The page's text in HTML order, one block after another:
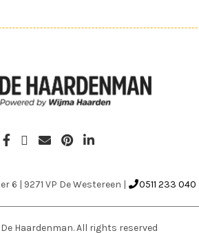
6 | 9271 VP De Westereen | 0511 233 040
Haardenman. All rights reserved